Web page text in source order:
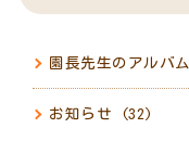
園長先生のアルバム
お知らせ (32)